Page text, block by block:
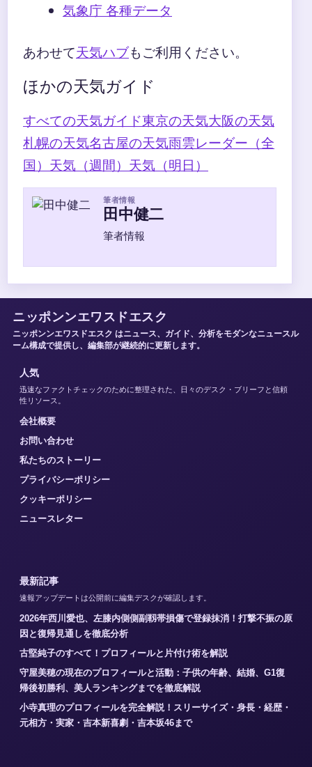
気象庁 各種データ
あわせて天気ハブもご利用ください。
ほかの天気ガイド
すべての天気ガイド東京の天気大阪の天気
札幌の天気名古屋の天気雨雲レーダー（全
国） 天気（週間） 天気（明日）
筆者情報
田中健二
筆者情報
ニッポンンエワスドエスク
ニッポンンエワスドエスク はニュース、ガイド、分析をモダンなニュースル
ーム構成で提供し、編集部が継続的に更新します。
人気
迅速なファクトチェックのために整理された、日々のデスク・ブリーフと信頼
性リソース。
会社概要
お問い合わせ
私たちのストーリー
プライバシーポリシー
クッキーポリシー
ニュースレター
最新記事
速報アップデートは公開前に編集デスクが確認します。
2026年西川愛也、左膝内側側副靱帯損傷で登録抹消！打撃不振の原
因と復帰見通しを徹底分析
古堅純子のすべて！プロフィールと片付け術を解説
守屋美穂の現在のプロフィールと活動：子供の年齢、結婚、G1復
帰後初勝利、美人ランキングまでを徹底解説
小寺真理のプロフィールを完全解説！スリーサイズ・身長・経歴・
元相方・実家・吉本新喜劇・吉本坂46まで